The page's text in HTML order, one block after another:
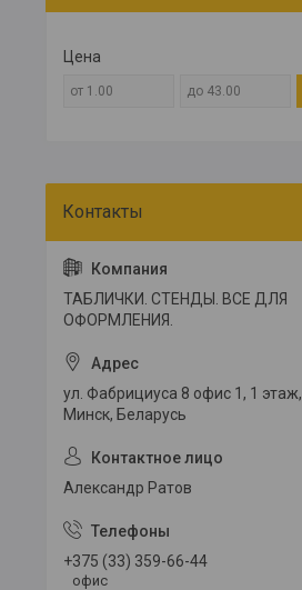
Цена
ТАБЛИЧКИ. СТЕНДЫ. ВСЕ ДЛЯ
ОФОРМЛЕНИЯ.
ул. Фабрициуса 8 офис 1, 1 этаж,
Минск, Беларусь
Александр Ратов
+375 (33) 359-66-44
офис